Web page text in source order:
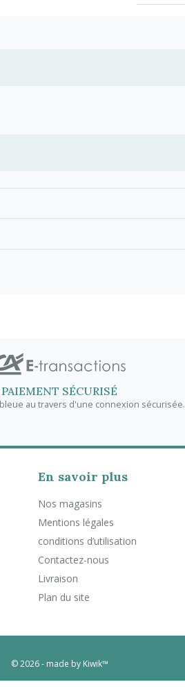
PAIEMENT SÉCURISÉ
au travers d'une connexion sécurisée.
En savoir plus
Nos magasins
Mentions légales
conditions d’utilisation
Contactez-nous
Livraison
Plan du site
© 2026 - made by Kiwik™